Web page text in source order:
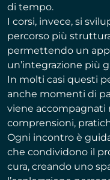
di tempo.
I corsi, invece, si
percorso più
permettendo un
un’integrazione più
In molti casi questi
anche momenti di
viene accompagnati
comprensioni,
Ogni incontro è
che condividono il
cura, creando uno